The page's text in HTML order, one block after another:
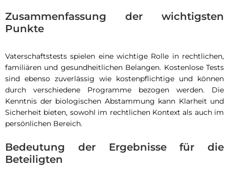
Zusammenfassung der wichtigsten
Punkte
Vaterschaftstests spielen eine wichtige Rolle in rechtlichen,
familiären und gesundheitlichen Belangen. Kostenlose Tests
sind ebenso zuverlässig wie kostenpflichtige und können
durch verschiedene Programme bezogen werden. Die
Kenntnis der biologischen Abstammung kann Klarheit und
Sicherheit bieten, sowohl im rechtlichen Kontext als auch im
persönlichen Bereich.
Bedeutung der Ergebnisse für die
Beteiligten